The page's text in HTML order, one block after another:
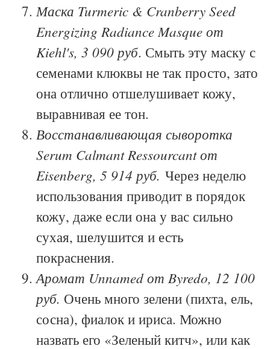
Маска Turmeric & Cranberry Seed
Energizing Radiance Masque от
Kiehl's, 3 090 руб. Смыть эту маску с
семенами клюквы не так просто, зато
она отлично отшелушивает кожу,
выравнивая ее тон.
Восстанавливающая сыворотка
Serum Calmant Ressourcant от
Eisenberg, 5 914 руб. Через неделю
использования приводит в порядок
кожу, даже если она у вас сильно
сухая, шелушится и есть
покраснения.
Аромат Unnamed от Byredo, 12 100
руб. Очень много зелени (пихта, ель,
сосна), фиалок и ириса. Можно
назвать его «Зеленый китч», или как